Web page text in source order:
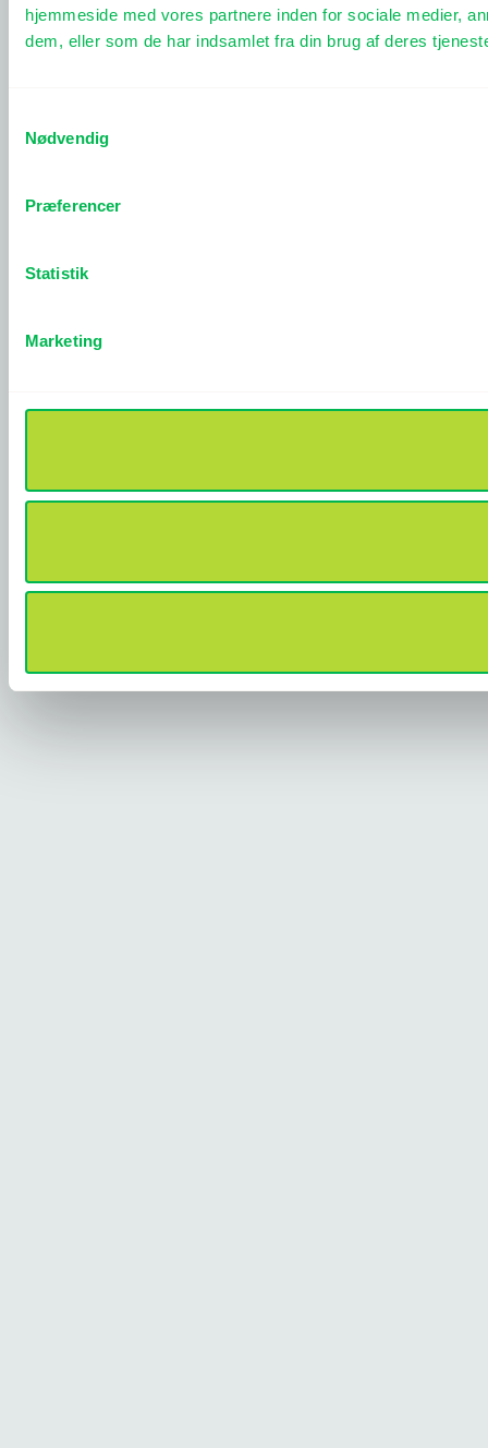
hjemmeside med vores partnere inden for sociale medier,
dem, eller som de har indsamlet fra din brug af deres
Nødvendig
Præferencer
Statistik
Marketing